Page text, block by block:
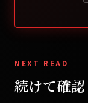
NEXT READ
続けて確